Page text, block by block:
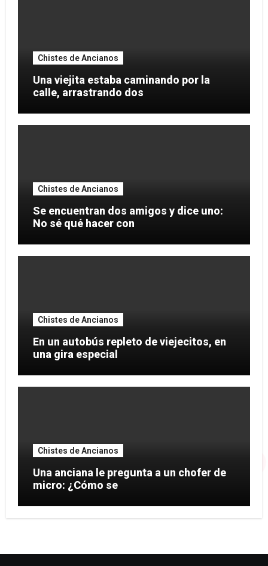
Chistes de Ancianos
Una viejita estaba caminando por la
calle, arrastrando dos
Chistes de Ancianos
Se encuentran dos amigos y dice uno:
No sé qué hacer con
Chistes de Ancianos
En un autobús repleto de viejecitos, en
una gira especial
Chistes de Ancianos
Una anciana le pregunta a un chofer de
micro: ¿Cómo se